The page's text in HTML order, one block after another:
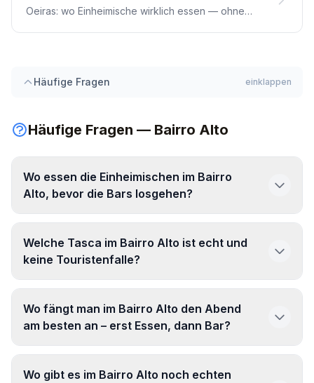
Oeiras: wo Einheimische wirklich essen — ohne
Häufige Fragen einklappen
Häufige Fragen — Bairro Alto
Wo essen die Einheimischen im Bairro
Alto, bevor die Bars losgehen?
Estrela do Bairro
Tapa do BairroAlto
Welche Tasca im Bairro Alto ist echt und
keine Touristenfalle?
Tasca Zebras
Rico Sabor
Wo fängt man im Bairro Alto den Abend
am besten an – erst Essen, dann Bar?
Wo gibt es im Bairro Alto noch echten